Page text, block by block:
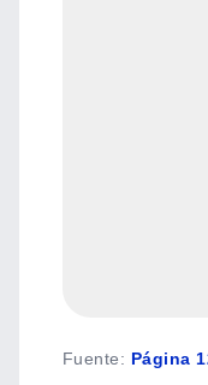
Fuente: Página